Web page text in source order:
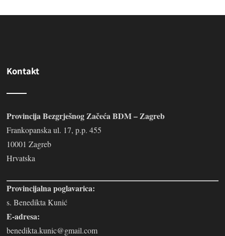
Kontakt
Provincija Bezgrješnog Začeća BDM – Zagreb
Frankopanska ul. 17, p.p. 455
10001 Zagreb
Hrvatska
Provincijalna poglavarica:
s. Benedikta Kunić
E-adresa:
benedikta.kunic@gmail.com